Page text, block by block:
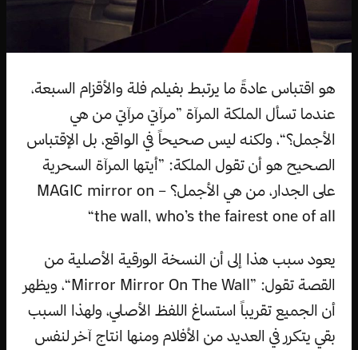
هو اقتباس عادةً ما يرتبط بفيلم فلة والأقزام السبعة،
عندما تسأل الملكة المرآة ”مرآتي مرآتي من هي
الأجمل؟“، ولكنه ليس صحيحاً في الواقع، بل الإقتباس
الصحيح هو أن تقول الملكة: ”أيتها المرآة السحرية
على الجدار، من هي الأجمل؟ – MAGIC mirror on
the wall, who’s the fairest one of all“
يعود سبب هذا إلى أن النسخة الورقية الأصلية من
القصة تقول: ”Mirror Mirror On The Wall“، ويظهر
أن الجميع تقريباً استساغ اللفظ الأصلي، ولهذا السبب
بقي يتكرر في العديد من الأفلام ومنها انتاج آخر لنفس